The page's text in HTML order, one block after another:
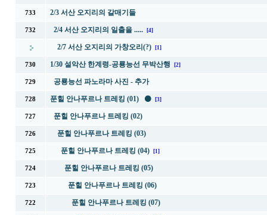
733 2/3 서산 오지리의 갈매기들
732 2/4 서산 오지리의 일출을 ..... [4]
2/7 서산 오지리의 가창오리(?) [1]
730 1/30 설악산 한계령-공룡능선 무박산행 [2]
729 공룡능선 파노라마 사진 - 추가
728 푼힐 안나푸르나 트레킹 (01) ⚫ [3]
727 푼힐 안나푸르나 트레킹 (02)
726 푼힐 안나푸르나 트레킹 (03)
725 푼힐 안나푸르나 트레킹 (04) [1]
724 푼힐 안나푸르나 트레킹 (05)
723 푼힐 안나푸르나 트레킹 (06)
722 푼힐 안나푸르나 트레킹 (07)